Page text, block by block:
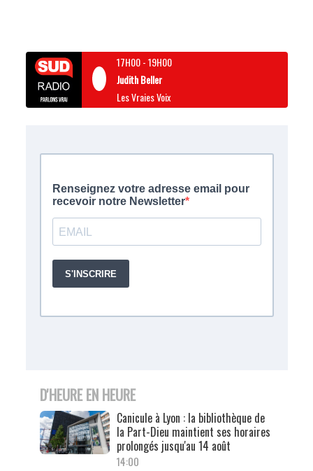
17H00-19H00
Judith Beller
Les Vraies Voix
D'HEURE EN HEURE
Canicule à Lyon : la bibliothèque de
la Part-Dieu maintient ses horaires
prolongés jusqu'au 14 août
14:00